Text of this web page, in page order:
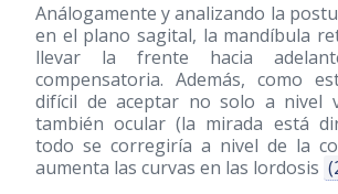
Análogamente y analizando la
en el plano sagital, la mandíbula
llevar la frente hacia
compensatoria. Además, como
difícil de aceptar no solo a nivel
también ocular (la mirada está
todo se corregiría a nivel de la
aumenta las curvas en las lordosis